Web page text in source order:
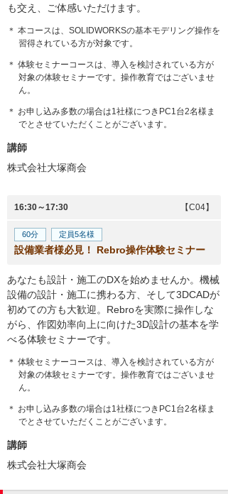
も交え、ご体感いただけます。
＊ 本コースは、SOLIDWORKSの基本モデリング操作を
習得されている方が対象です。
＊ 体験セミナーコースは、導入を検討されている方が
対象の体験セミナーです。操作教育ではございませ
ん。
＊ お申し込み多数の場合は1社様につきPC1台2名様ま
でとさせていただくことがございます。
講師
株式会社大塚商会
16:30～17:30 【C04】
60分 定員5名様
設備業者様必見！ Rebro操作体験セミナー
あなたも設計・施工のDXを始めませんか。機械
設備の設計・施工に携わる方、そして3DCADが
初めての方も大歓迎。Rebroを実際に操作しな
がら、作図効率向上に向けた3D設計の基本を学
べる体験セミナーです。
＊ 体験セミナーコースは、導入を検討されている方が
対象の体験セミナーです。操作教育ではございませ
ん。
＊ お申し込み多数の場合は1社様につきPC1台2名様ま
でとさせていただくことがございます。
講師
株式会社大塚商会